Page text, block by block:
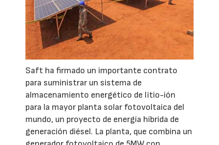
Saft ha firmado un importante contrato
para suministrar un sistema de
almacenamiento energético de litio-ión
para la mayor planta solar fotovoltaica del
mundo, un proyecto de energía híbrida de
generación diésel. La planta, que combina un